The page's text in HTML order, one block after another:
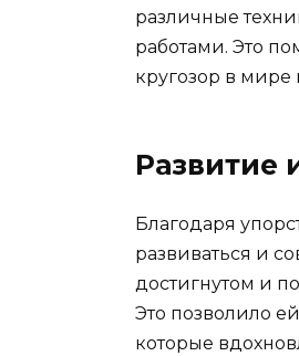
различные
работами. Это
кругозор в мире
Развитие
Благодаря
развиваться и
достигнутом и
Это позволило
которые